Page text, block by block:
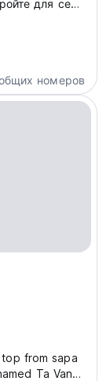
для себя
from
номеров
from sapa
Ta Van ,